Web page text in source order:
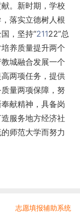
。新时期，学校
落实立德树人根
，坚持“21122”总
养质量提升两个
城融合发展一个
两项任务，提供
量两项保障，努
献精神，具备岗
服务地方经济社
师范大学而努力
志愿填报辅助系统